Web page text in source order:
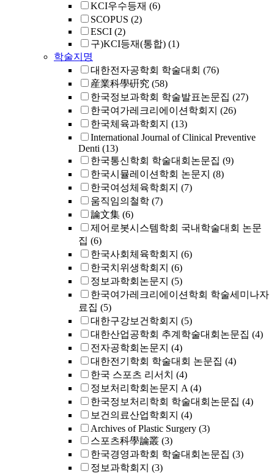
KCI우수등재 (6)
SCOPUS (2)
ESCI (2)
구)KCI등재(통합) (1)
학술지명
대한전자공학회 학술대회 (76)
産業科學硏究 (58)
한국정보과학회 학술발표논문집 (27)
한국여가레크리에이션학회지 (26)
한국체육과학회지 (13)
International Journal of Clinical Preventive
Denti (13)
한국통신학회 학술대회논문집 (9)
한국시뮬레이션학회 논문지 (8)
한국여성체육학회지 (7)
움직임의철학 (7)
論文集 (6)
제어로봇시스템학회 국내학술대회 논문
집 (6)
한국사회체육학회지 (6)
한국치위생학회지 (6)
정보과학회논문지 (5)
한국여가레크리에이션학회 학술세미나자
료집 (5)
대한구강보건학회지 (5)
대한산업공학회 추계학술대회논문집 (4)
전자공학회논문지 (4)
대한전기학회 학술대회 논문집 (4)
한국 스포츠 리서치 (4)
정보처리학회논문지 A (4)
한국정보처리학회 학술대회논문집 (4)
보건의료산업학회지 (4)
Archives of Plastic Surgery (3)
스포츠科學論叢 (3)
한국경영과학회 학술대회논문집 (3)
정보과학회지 (3)